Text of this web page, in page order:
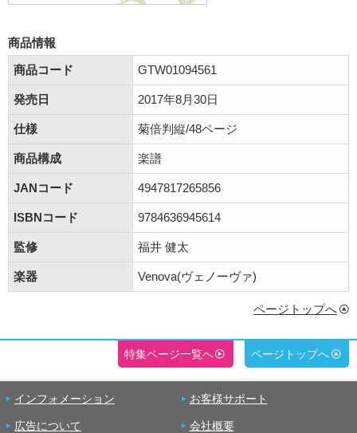
商品情報
商品コード
GTW01094561
発売日 2017年8月30日
仕様 菊倍判縦/48ページ
商品構成 楽譜
JANコード 4947817265856
ISBNコード 9784636945614
監修 福井 健太
楽器 Venova(ヴェノーヴァ)
ページトップへ
特集ページ一覧へ ページトップへ
インフォメーション お客様サポート
広告について 会社概要